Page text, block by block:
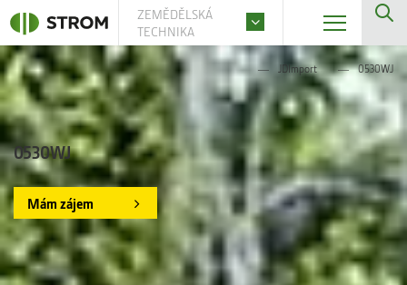
ZEMĚDĚLSKÁ
TECHNIKA
JDImport 0530WJ
0530WJ
Mám zájem